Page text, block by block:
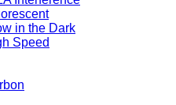
in the Dark
Speed